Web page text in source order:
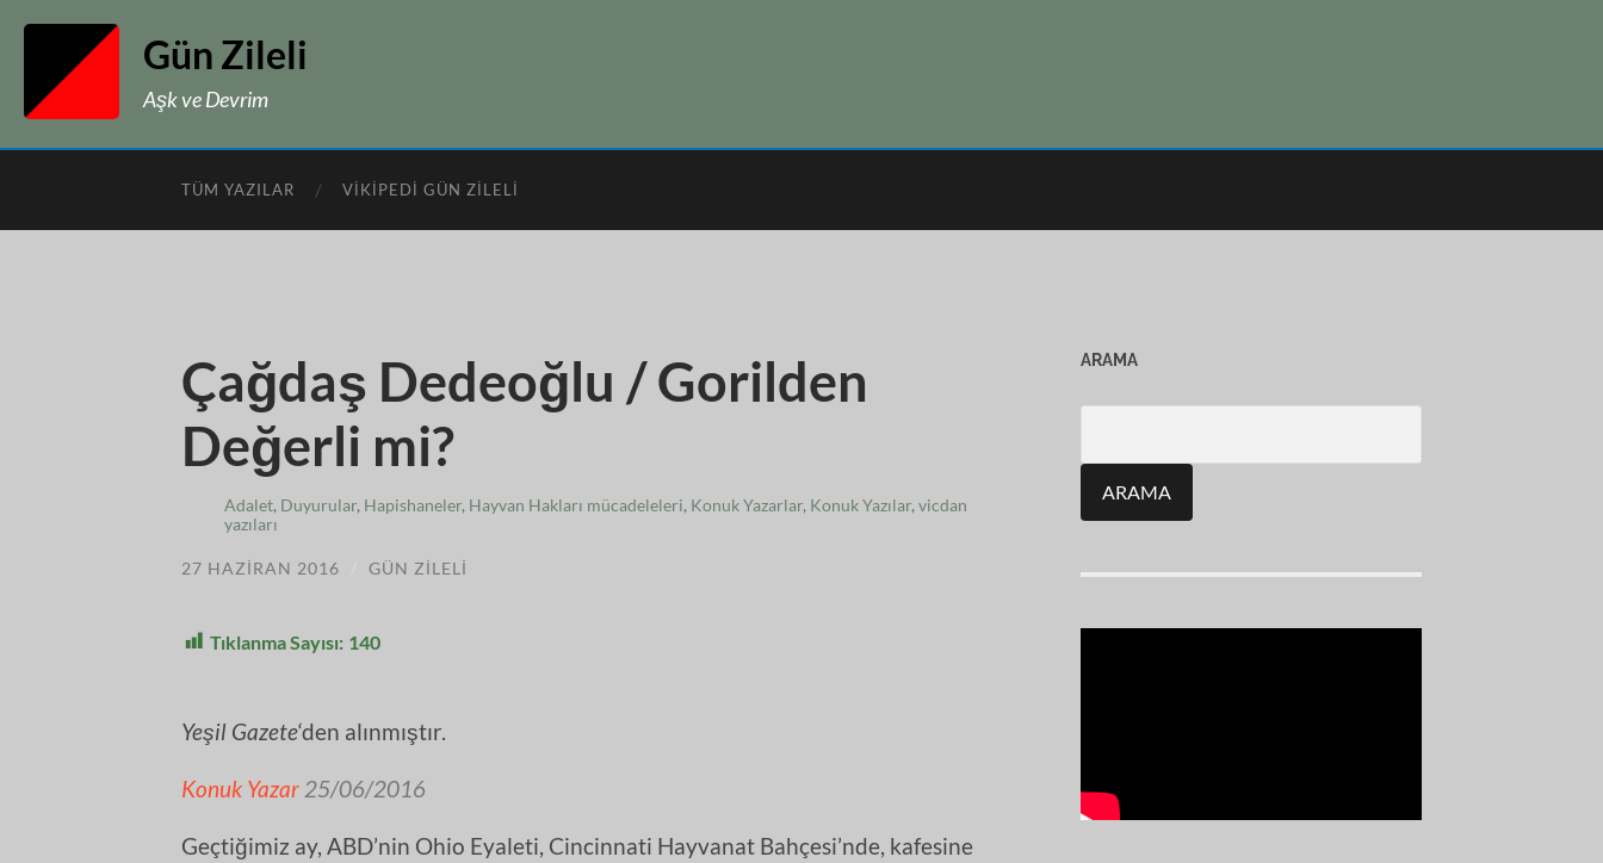
Gün Zileli
Aşk ve Devrim
TÜM YAZILAR VIKIPEDI GÜN ZILELI
Çağdaş Dedeoğlu / Gorilden
Değerli mi?
Adalet, Duyurular, Hapishaneler, Hayvan Hakları mücadeleleri, Konuk Yazarlar, Konuk Yazılar, vicdan
yazıları
27 HAZIRAN 2016 GÜN ZILELI
Tıklanma Sayısı: 140
Yeşil Gazete‘den alınmıştır.
Konuk Yazar 25/06/2016
Geçtiğimiz ay, ABD’nin Ohio Eyaleti, Cincinnati Hayvanat Bahçesi’nde, kafesine
ARAMA